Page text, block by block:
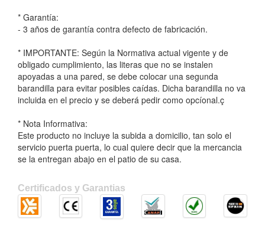
* Garantía:
- 3 años de garantía contra defecto de fabricación.
* IMPORTANTE: Según la Normativa actual vigente y de
obligado cumplimiento, las literas que no se instalen
apoyadas a una pared, se debe colocar una segunda
barandilla para evitar posibles caídas. Dicha barandilla no va
incluida en el precio y se deberá pedir como opcíonal.ç
* Nota Informativa:
Este producto no incluye la subida a domicilio, tan solo el
servicio puerta puerta, lo cual quiere decir que la mercancia
se la entregan abajo en el patio de su casa.
Certificados y Garantias